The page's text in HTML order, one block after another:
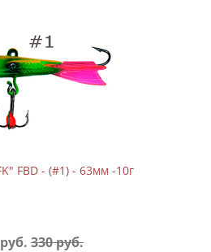
(#1) - 63мм -10г
руб.